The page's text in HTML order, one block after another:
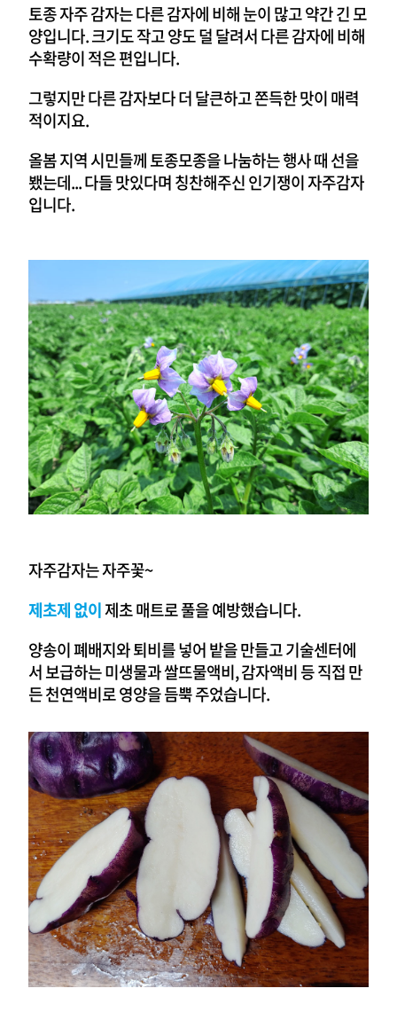
토종 자주 감자는 다른 감자에 비해 눈이 많고 약간 긴 모
양입니다. 크기도 작고 양도 덜 달려서 다른 감자에 비해
수확량이 적은 편입니다.
그렇지만 다른 감자보다 더 달큰하고 쫀득한 맛이 매력
적이지요.
올봄 지역 시민들께 토종모종을 나눔하는 행사 때 선을
뵀는데... 다들 맛있다며 칭찬해주신 인기쟁이 자주감자
입니다.
자주감자는 자주꽃~
제초제 없이제초 매트로 풀을 예방했습니다.
양송이 폐배지와 퇴비를 넣어 밭을 만들고 기술센터에
서 보급하는 미생물과 쌀뜨물액비, 감자액비 등 직접 만
든 천연액비로 영양을 듬뿍 주었습니다.